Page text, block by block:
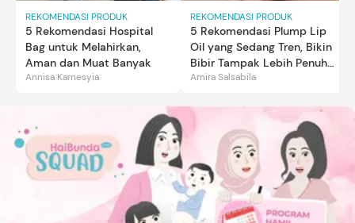
REKOMENDASI PRODUK
5 Rekomendasi Hospital
Bag untuk Melahirkan,
Aman dan Muat Banyak
Annisa Karnesyia
REKOMENDASI PRODUK
5 Rekomendasi Plump Lip
Oil yang Sedang Tren, Bikin
Bibir Tampak Lebih Penuh
dan Berkilau
Amira Salsabila